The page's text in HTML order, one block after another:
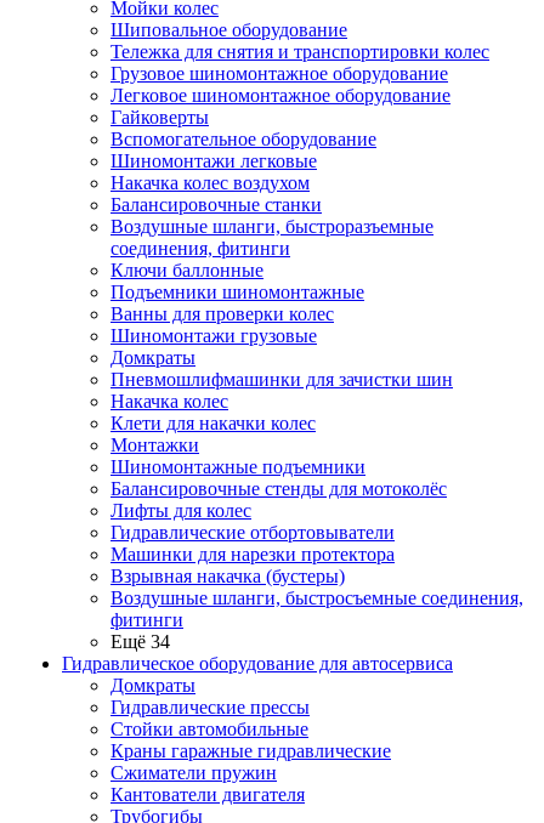
Мойки колес
Шиповальное оборудование
Тележка для снятия и транспортировки колес
Грузовое шиномонтажное оборудование
Легковое шиномонтажное оборудование
Гайковерты
Вспомогательное оборудование
Шиномонтажи легковые
Накачка колес воздухом
Балансировочные станки
Воздушные шланги, быстроразъемные
соединения, фитинги
Ключи баллонные
Подъемники шиномонтажные
Ванны для проверки колес
Шиномонтажи грузовые
Домкраты
Пневмошлифмашинки для зачистки шин
Накачка колес
Клети для накачки колес
Монтажки
Шиномонтажные подъемники
Балансировочные стенды для мотоколёс
Лифты для колес
Гидравлические отбортовыватели
Машинки для нарезки протектора
Взрывная накачка (бустеры)
Воздушные шланги, быстросъемные соединения,
фитинги
Ещё 34
Гидравлическое оборудование для автосервиса
Домкраты
Гидравлические прессы
Стойки автомобильные
Краны гаражные гидравлические
Сжиматели пружин
Кантователи двигателя
Трубогибы